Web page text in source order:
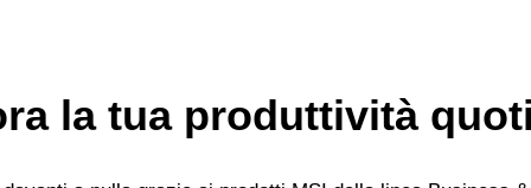
la tua produttività